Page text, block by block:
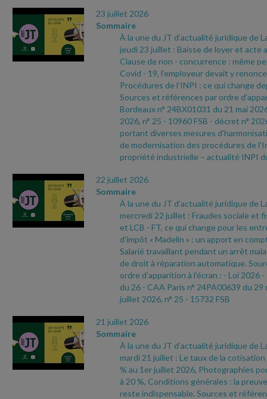
23 juillet 2026
Sommaire
À la une du JT d’actualité juridique de
jeudi 23 juillet : Baisse de loyer et acte
Clause de non - concurrence : même
Covid - 19, l’employeur devait y
Procédures de l’INPI : ce qui change
Sources et références par ordre
Bordeaux n° 24BX01031 du 21 mai
2026, n° 25 - 10960 FSB - décret n°
portant diverses mesures
de modernisation des procédures de
propriété industrielle – actualité INPI
22 juillet 2026
Sommaire
À la une du JT d’actualité juridique de
mercredi 22 juillet : Fraudes sociale et
et LCB - FT, ce qui change pour les
d'impôt « Madelin » : un apport en
Salarié travaillant pendant un arrêt
de droit à réparation automatique.
ordre d’apparition à l’écran : - Loi 2026 -
du 26 - CAA Paris n° 24PA00639 du 29
juillet 2026, n° 25 - 15732 FSB
21 juillet 2026
Sommaire
À la une du JT d’actualité juridique de
mardi 21 juillet : Le taux de la cotisation
% au 1er juillet 2026, Photographies
à 20 %, Conditions générales : la
reste indispensable. Sources et